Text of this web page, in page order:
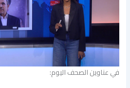
في عناوين الصحف اليوم: